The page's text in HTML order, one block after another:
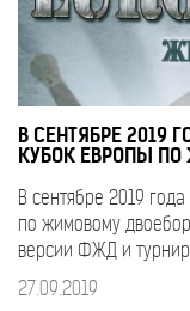
В СЕНТЯБРЕ 2019
КУБОК ЕВРОПЫ
В сентябре 2019
по жимовому
версии ФЖД и
27.09.2019